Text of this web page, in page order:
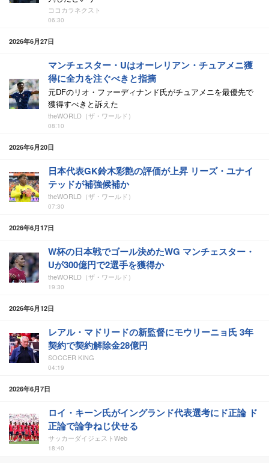
ココカラネクスト
06:30
2026年6月27日
マンチェスター・Uはオーレリアン・チュアメニ獲
得に全力を注ぐべきと指摘
元DFのリオ・ファーディナンド氏がチュアメニを最優先で
獲得すべきと訴えた
theWORLD（ザ・ワールド）
08:10
2026年6月20日
日本代表GK鈴木彩艶の評価が上昇 リーズ・ユナイ
テッドが補強候補か
theWORLD（ザ・ワールド）
07:30
2026年6月17日
W杯の日本戦でゴール決めたWG マンチェスター・
Uが300億円で2選手を獲得か
theWORLD（ザ・ワールド）
19:30
2026年6月12日
レアル・マドリードの新監督にモウリーニョ氏 3年
契約で契約解除金28億円
SOCCER KING
04:19
2026年6月7日
ロイ・キーン氏がイングランド代表選考にド正論 ド
正論で論争ねじ伏せる
サッカーダイジェストWeb
18:40